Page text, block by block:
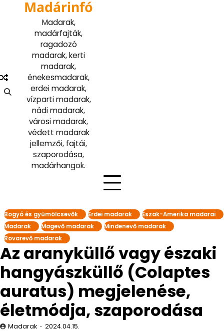
Madárinfó
Madarak,
madárfajták,
ragadozó
madarak, kerti
madarak,
énekesmadarak,
erdei madarak,
vízparti madarak,
nádi madarak,
városi madarak,
védett madarak
jellemzői, fajtái,
szaporodása,
madárhangok.
Bogyó és gyümölcsevők Erdei madarak
Észak-Amerika madarai
Madarak
Magevő madarak
Mindenevő madarak
Rovarevő madarak
Az aranyküllő vagy északi
hangyászküllő (Colaptes
auratus) megjelenése,
életmódja, szaporodása
Madarak 2024.04.15.